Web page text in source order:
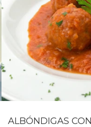
ALBÓNDIGAS